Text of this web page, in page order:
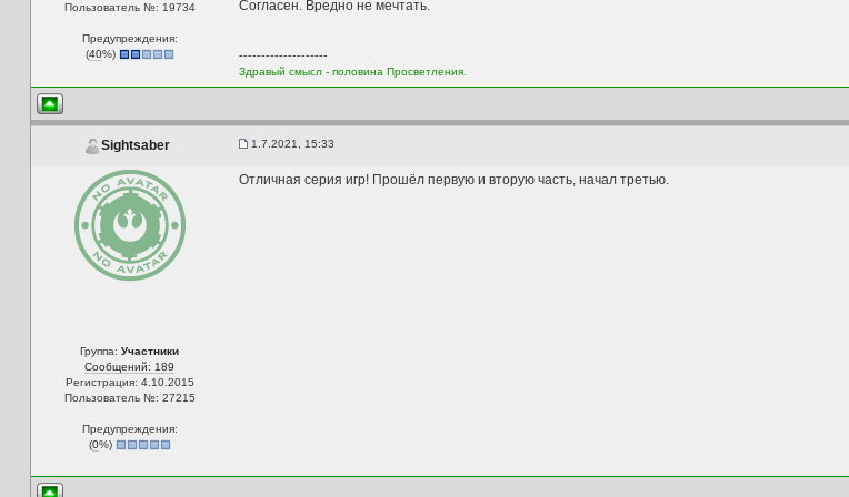
Пользователь №: 19734
Предупреждения:
(40%)
Согласен. Вредно не мечтать.
--------------------
Здравый смысл - половина Просветления.
Sightsaber 1.7.2021, 15:33
Группа:Участники
Сообщений: 189
Регистрация: 4.10.2015
Пользователь №: 27215
Предупреждения:
(0%)
Отличная серия игр! Прошёл первую и вторую часть, начал третью.